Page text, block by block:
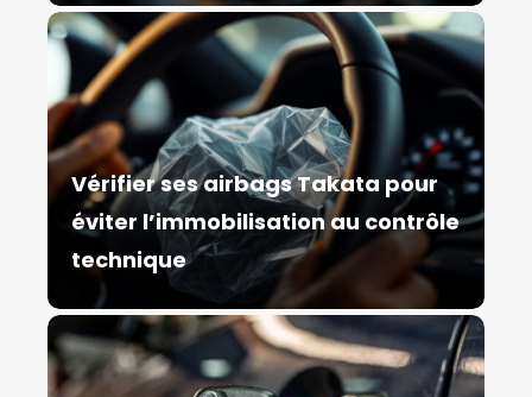
Vérifier ses airbags Takata pour
éviter l’immobilisation au contrôle
technique